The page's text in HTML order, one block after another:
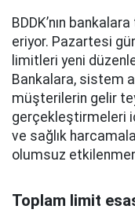
BDDK’nın
eriyor. Pazartesi
limitleri yeni
Bankalara, sistem
müşterilerin gelir
gerçekleştirmeleri
ve sağlık
olumsuz
Toplam limit